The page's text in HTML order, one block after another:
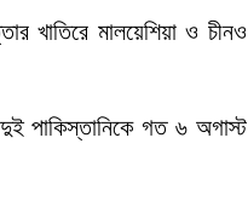
খাতিরে মালয়েশিয়া ও চীনও
পাকিস্তানিকে গত ৬ অগাস্ট